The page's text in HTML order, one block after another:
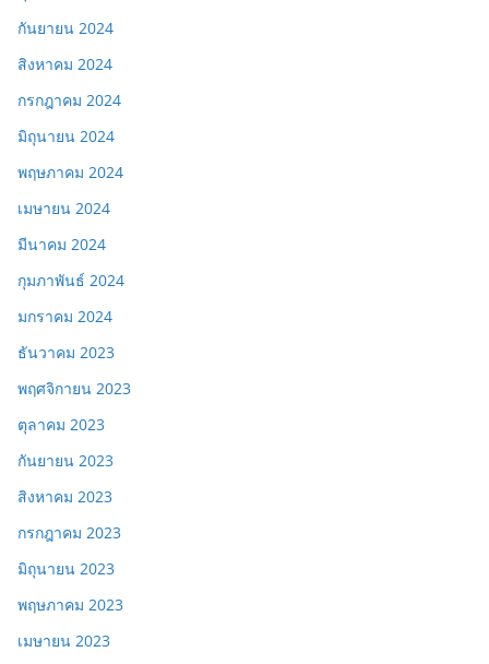
กันยายน 2024
สิงหาคม 2024
กรกฎาคม 2024
มิถุนายน 2024
พฤษภาคม 2024
เมษายน 2024
มีนาคม 2024
กุมภาพันธ์ 2024
มกราคม 2024
ธันวาคม 2023
พฤศจิกายน 2023
ตุลาคม 2023
กันยายน 2023
สิงหาคม 2023
กรกฎาคม 2023
มิถุนายน 2023
พฤษภาคม 2023
เมษายน 2023